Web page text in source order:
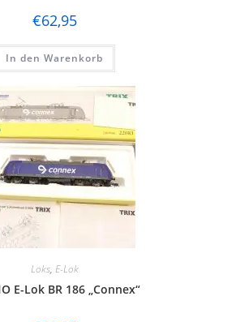
€62,95
In den Warenkorb
Loks, E-Lok
E-Lok BR 186 „Connex“